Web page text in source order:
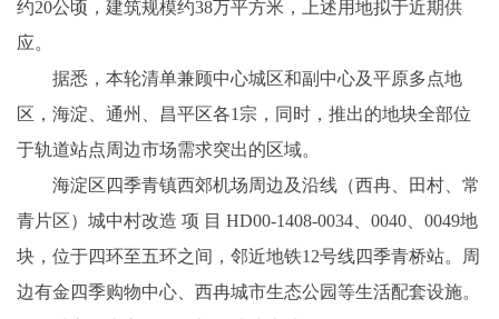
约20公顷，建筑规模约38万平方米，上述用地拟于近期供
应。
据悉，本轮清单兼顾中心城区和副中心及平原多点地
区，海淀、通州、昌平区各1宗，同时，推出的地块全部位
于轨道站点周边市场需求突出的区域。
海淀区四季青镇西郊机场周边及沿线（西冉、田村、常
青片区）城中村改造 项 目 HD00-1408-0034、0040、0049地
块，位于四环至五环之间，邻近地铁12号线四季青桥站。周
边有金四季购物中心、西冉城市生态公园等生活配套设施。